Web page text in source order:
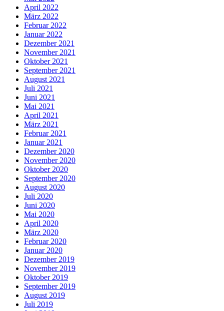
April 2022
März 2022
Februar 2022
Januar 2022
Dezember 2021
November 2021
Oktober 2021
September 2021
August 2021
Juli 2021
Juni 2021
Mai 2021
April 2021
März 2021
Februar 2021
Januar 2021
Dezember 2020
November 2020
Oktober 2020
September 2020
August 2020
Juli 2020
Juni 2020
Mai 2020
April 2020
März 2020
Februar 2020
Januar 2020
Dezember 2019
November 2019
Oktober 2019
September 2019
August 2019
Juli 2019